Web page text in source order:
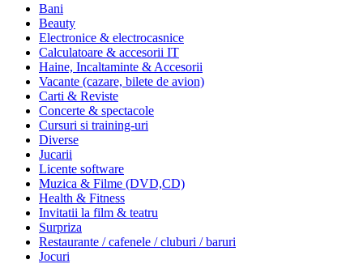
Bani
Beauty
Electronice & electrocasnice
Calculatoare & accesorii IT
Haine, Incaltaminte & Accesorii
Vacante (cazare, bilete de avion)
Carti & Reviste
Concerte & spectacole
Cursuri si training-uri
Diverse
Jucarii
Licente software
Muzica & Filme (DVD,CD)
Health & Fitness
Invitatii la film & teatru
Surpriza
Restaurante / cafenele / cluburi / baruri
Jocuri